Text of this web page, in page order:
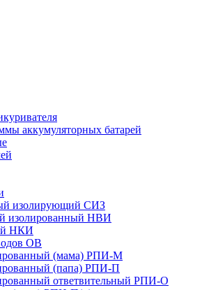
аккумуляторных батарей
изолирующий СИЗ
изолированный НВИ
НКИ
ОВ
(мама) РПИ-М
(папа) РПИ-П
ответвительный РПИ-О